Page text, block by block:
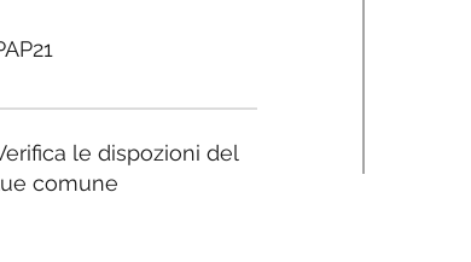
le dispozioni del
comune